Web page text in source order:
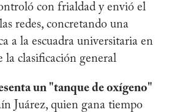
con frialdad y envió el
redes, concretando una
a la escuadra universitaria en
la clasificación general
un "tanque de oxígeno"
Juárez, quien gana tiempo